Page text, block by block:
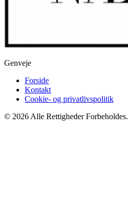
Genveje
Forside
Kontakt
Cookie- og privatlivspolitik
© 2026 Alle Rettigheder Forbeholdes.